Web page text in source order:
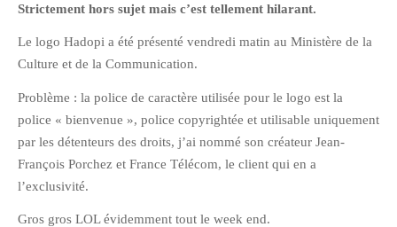
Strictement hors sujet mais c’est tellement hilarant.
Le logo Hadopi a été présenté vendredi matin au Ministère de la
Culture et de la Communication.
Problème : la police de caractère utilisée pour le logo est la
police « bienvenue », police copyrightée et utilisable uniquement
par les détenteurs des droits, j’ai nommé son créateur Jean-
François Porchez et France Télécom, le client qui en a
l’exclusivité.
Gros gros LOL évidemment tout le week end.